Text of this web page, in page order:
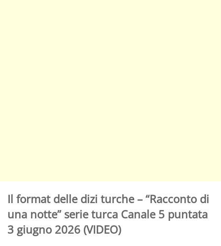
Il format delle dizi turche – “Racconto di
una notte” serie turca Canale 5 puntata
3 giugno 2026 (VIDEO)